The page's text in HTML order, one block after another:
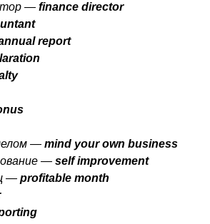
— finance director
report
— mind your own business
— self improvement
— profitable month